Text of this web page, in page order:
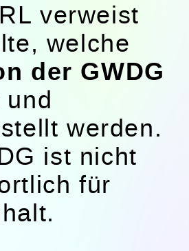
verweist
welche
der GWDG
werden.
ist nicht
für